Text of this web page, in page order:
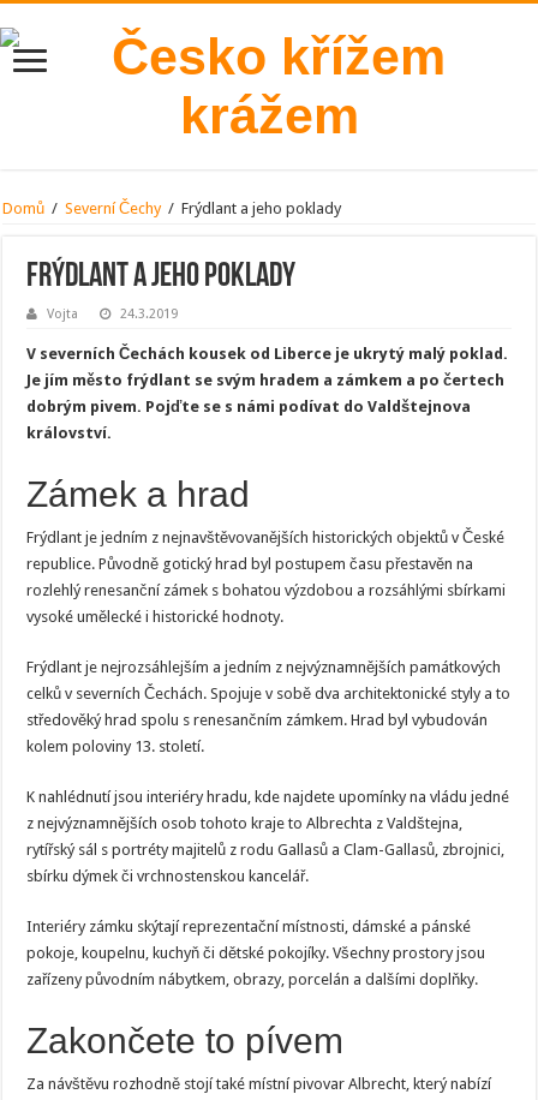
Domů / Severní Čechy / Frýdlant a jeho poklady
Frýdlant a jeho poklady
Vojta 24.3.2019
V severních Čechách kousek od Liberce je ukrytý malý poklad.
Je jím město frýdlant se svým hradem a zámkem a po čertech
dobrým pivem. Pojďte se s námi podívat do Valdštejnova
království.
Zámek a hrad
Frýdlant je jedním z nejnavštěvovanějších historických objektů v České
republice. Původně gotický hrad byl postupem času přestavěn na
rozlehlý renesanční zámek s bohatou výzdobou a rozsáhlými sbírkami
vysoké umělecké i historické hodnoty.
Frýdlant je nejrozsáhlejším a jedním z nejvýznamnějších památkových
celků v severních Čechách. Spojuje v sobě dva architektonické styly a to
středověký hrad spolu s renesančním zámkem. Hrad byl vybudován
kolem poloviny 13. století.
K nahlédnutí jsou interiéry hradu, kde najdete upomínky na vládu jedné
z nejvýznamnějších osob tohoto kraje to Albrechta z Valdštejna,
rytířský sál s portréty majitelů z rodu Gallasů a Clam-Gallasů, zbrojnici,
sbírku dýmek či vrchnostenskou kancelář.
Interiéry zámku skýtají reprezentační místnosti, dámské a pánské
pokoje, koupelnu, kuchyň či dětské pokojíky. Všechny prostory jsou
zařízeny původním nábytkem, obrazy, porcelán a dalšími doplňky.
Zakončete to pívem
Za návštěvu rozhodně stojí také místní pivovar Albrecht, který nabízí